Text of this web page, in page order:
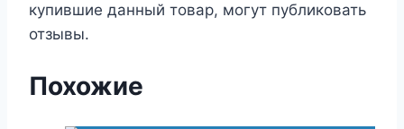
купившие данный товар, могут публиковать
отзывы.
Похожие